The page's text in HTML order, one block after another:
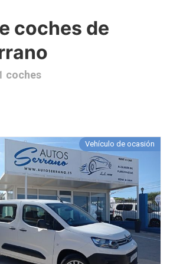
coches de
coches
Vehículo de ocasión